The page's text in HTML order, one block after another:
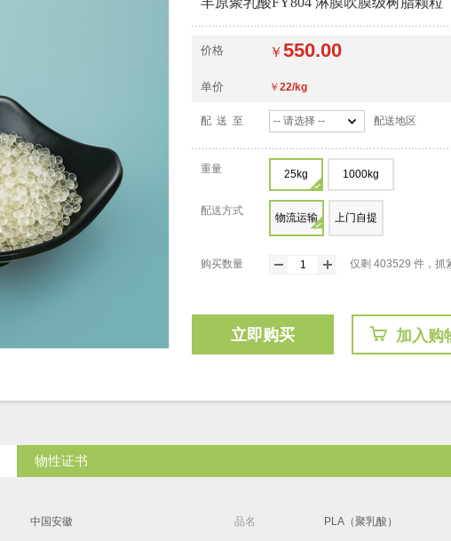
价格 ￥550.00
单价 ￥ 22/kg
配 送 至 -- 请选择 -- 配送地区
重量 25kg 1000kg
配送方式
物流运输 上门自提
购买数量 仅剩 403529 件，抓
立即购买 加入购
物性证书
中国安徽 品名 PLA（聚乳酸）